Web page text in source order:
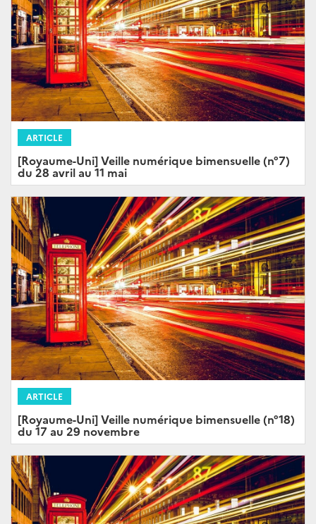
ARTICLE
[Royaume-Uni] Veille numérique bimensuelle (n°7)
du 28 avril au 11 mai
ARTICLE
[Royaume-Uni] Veille numérique bimensuelle (n°18)
du 17 au 29 novembre